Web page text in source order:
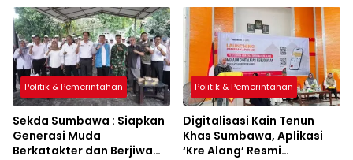
Politik & Pemerintahan
Sekda Sumbawa : Siapkan
Generasi Muda
Berkatakter dan Berjiwa
Politik & Pemerintahan
Digitalisasi Kain Tenun
Khas Sumbawa, Aplikasi
‘Kre Alang’ Resmi